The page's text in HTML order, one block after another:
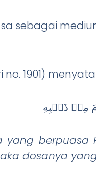
sebagai
no. 1901)
مِنۡ ذَنۡبِهِ
yang berpuasa
dosanya